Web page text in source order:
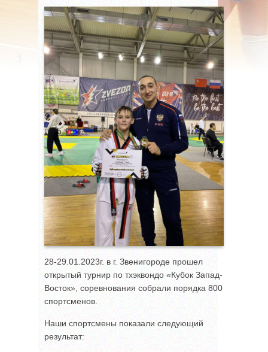
28-29.01.2023г. в г. Звенигороде прошел
открытый турнир по тхэквондо «Кубок Запад-
Восток», соревнования собрали порядка 800
спортсменов.
Наши спортсмены показали следующий
результат: